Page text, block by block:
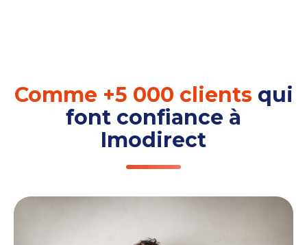
Comme +5 000 clients qui
font confiance à
Imodirect